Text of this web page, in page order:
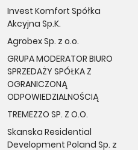
Invest Komfort Spółka
Akcyjna Sp.K.
Agrobex Sp. z o.o.
GRUPA MODERATOR BIURO
SPRZEDAŻY SPÓŁKA Z
OGRANICZONĄ
ODPOWIEDZIALNOŚCIĄ
TREMEZZO SP. Z O.O.
Skanska Residential
Development Poland Sp. z